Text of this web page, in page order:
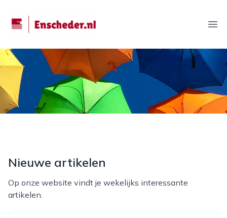
enscheder.nl
Nieuwe artikelen
Op onze website vindt je wekelijks interessante
artikelen.